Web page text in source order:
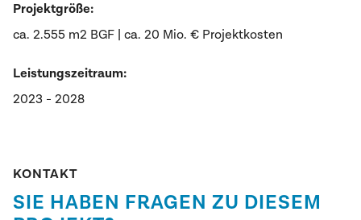
Projektgröße:
ca. 2.555 m2 BGF | ca. 20 Mio. € Projektkosten
Leistungszeitraum:
2023 - 2028
KONTAKT
SIE HABEN FRAGEN ZU DIESEM